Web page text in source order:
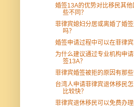
婚签13A的优势对比移民其他
些不同？
菲律宾媳妇分居或离婚了婚
吗？
婚签申请过程中可以在菲律宾
为什么建议通过专业机构申
签13A？
菲律宾婚签被拒的原因有那些
台湾人申请菲律宾退休移民
比较快？
菲律宾退休移民可以免费办